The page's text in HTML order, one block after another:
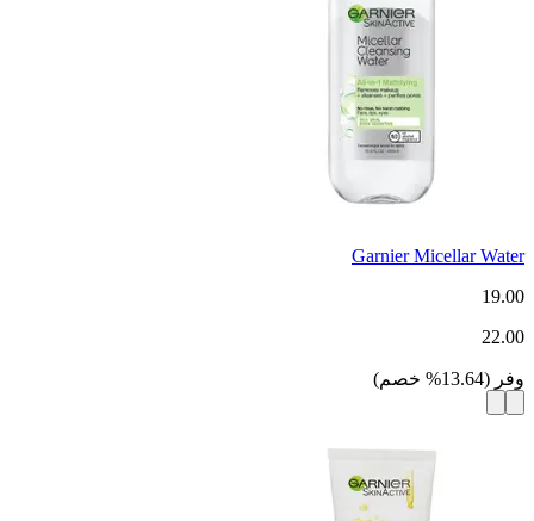
Garnier Micellar Water
19.00
22.00
وفر (
13.64
% خصم)